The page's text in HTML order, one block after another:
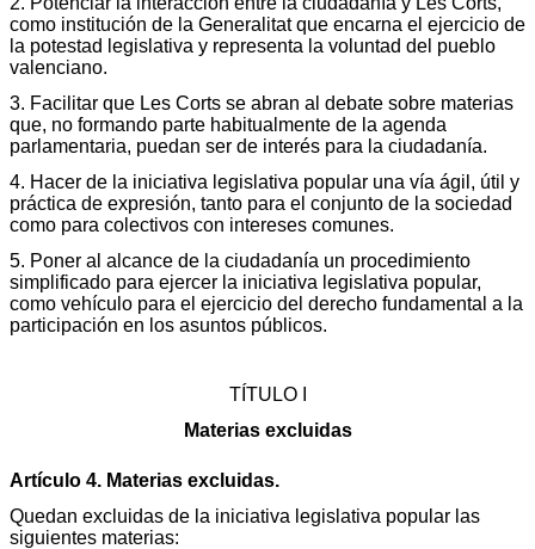
como institución de la Generalitat que encarna el ejercicio de
la potestad legislativa y representa la voluntad del pueblo
valenciano.
3. Facilitar que Les Corts se abran al debate sobre materias
que, no formando parte habitualmente de la agenda
parlamentaria, puedan ser de interés para la ciudadanía.
4. Hacer de la iniciativa legislativa popular una vía ágil, útil y
práctica de expresión, tanto para el conjunto de la sociedad
como para colectivos con intereses comunes.
5. Poner al alcance de la ciudadanía un procedimiento
simplificado para ejercer la iniciativa legislativa popular,
como vehículo para el ejercicio del derecho fundamental a la
participación en los asuntos públicos.
TÍTULO I
Materias excluidas
Artículo 4. Materias excluidas.
Quedan excluidas de la iniciativa legislativa popular las
siguientes materias: